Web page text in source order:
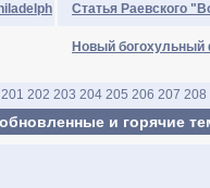
Статья Раевского
Новый
201 202 203 204 205 206 207 208
и горячие